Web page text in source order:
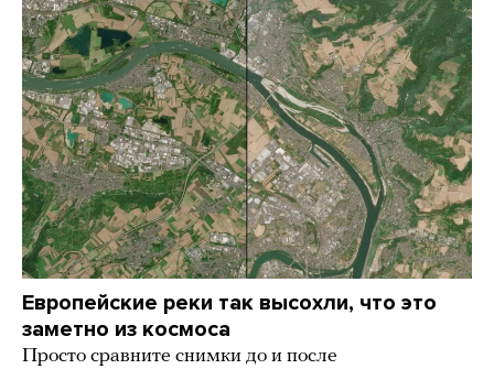
Европейские реки так высохли, что это
заметно из космоса
Просто сравните снимки до и после